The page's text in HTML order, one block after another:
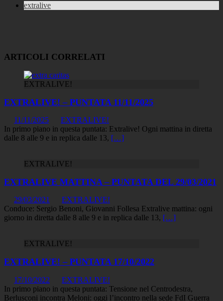
Link extralive
ARTICOLI CORRELATI
EXTRALIVE!
EXTRALIVE! – PUNTATA 11/11/2025
11/11/2025
EXTRALIVE!
In primo piano in questa puntata: Extralive! Ogni mattina in diretta
dalle 8 alle 9 e in replica dalle 13, […]
EXTRALIVE!
EXTRALIVE MATTINA – PUNTATA DEL 29/03/2021
29/03/2021
EXTRALIVE!
Conduce: Sergio Benoni, Giovanni Follesa Extralive mattina: ogni
giorno in diretta dalle 8 alle 9 e in replica dalle 13, […]
EXTRALIVE!
EXTRALIVE! – PUNTATA 17/10/2022
17/10/2022
EXTRALIVE!
In primo piano in questa puntata: Tensione nel Centrodestra,
Berlusconi incontra Meloni: oggi l’incontro nella sede FdI Guerra